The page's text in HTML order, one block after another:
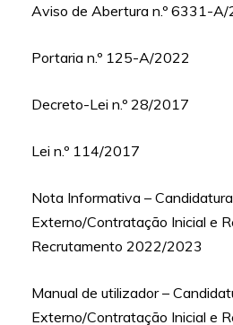
Aviso de Abertura n.º 6331-
Portaria n.º 125-A/2022
Decreto-Lei n.º 28/2017
Lei n.º 114/2017
Nota Informativa –
Externo/Contratação Inicial e
Recrutamento 2022/2023
Manual de utilizador –
Externo/Contratação Inicial e